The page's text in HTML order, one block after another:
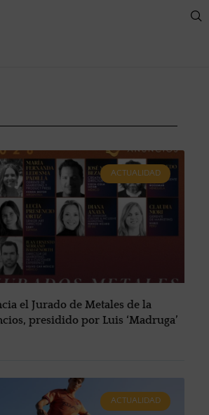
ACTUALIDAD
el Jurado de Metales de la
presidido por Luis ‘Madruga’
ACTUALIDAD